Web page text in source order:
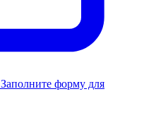
Заполните форму для